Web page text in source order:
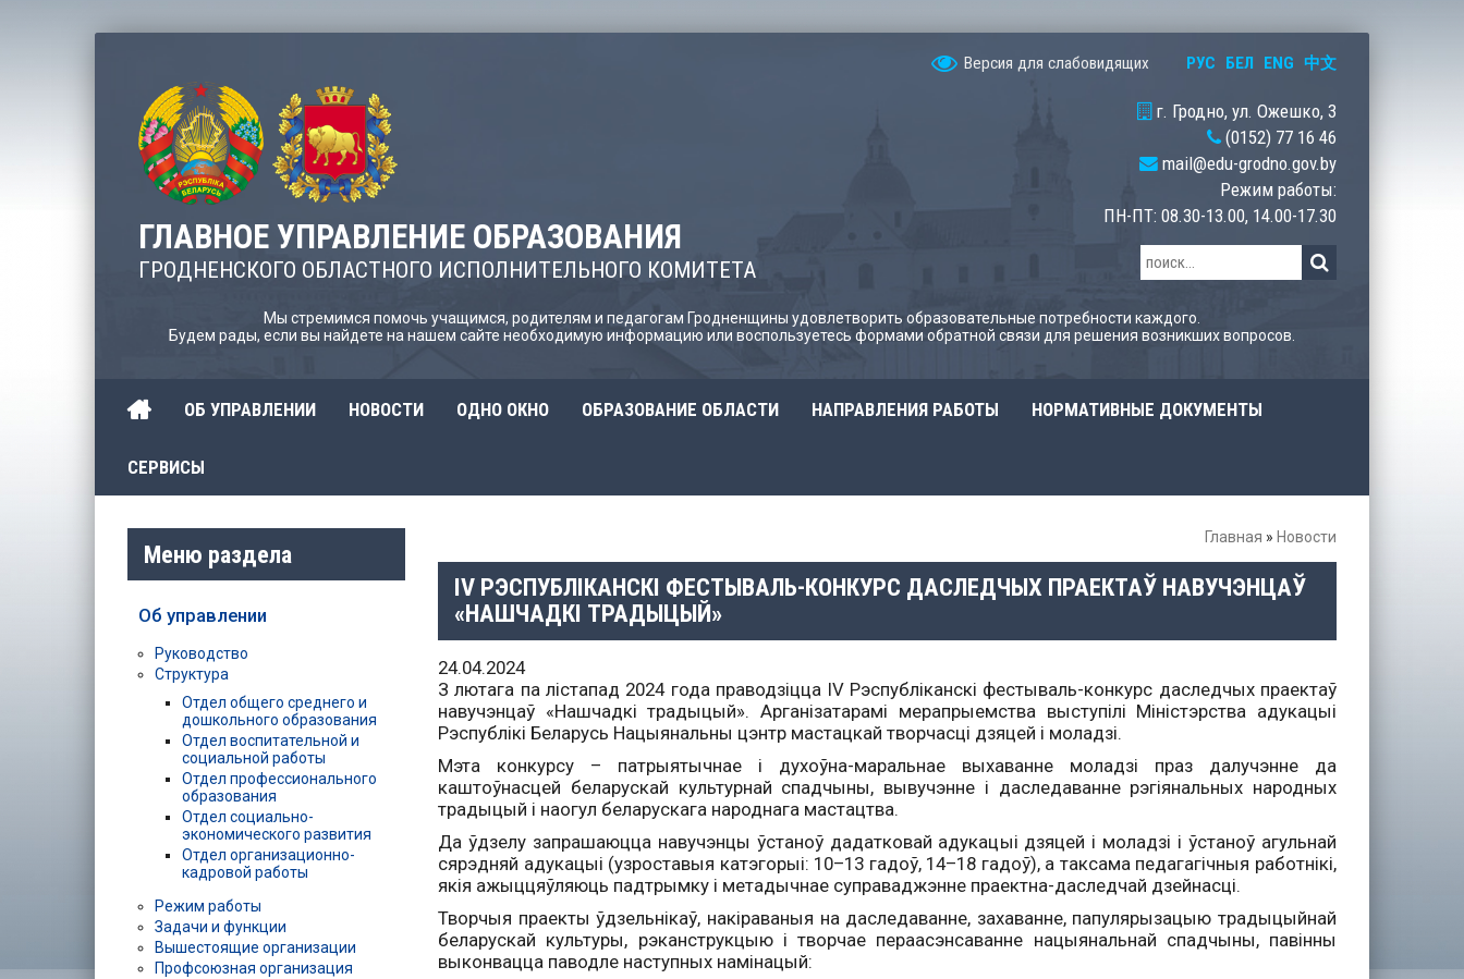
Версия для слабовидящих РУС БЕЛ ENG 中文
ГЛАВНОЕ УПРАВЛЕНИЕ ОБРАЗОВАНИЯ
ГРОДНЕНСКОГО ОБЛАСТНОГО ИСПОЛНИТЕЛЬНОГО КОМИТЕТА
г. Гродно, ул. Ожешко, 3
(0152) 77 16 46
mail@edu-grodno.gov.by
Режим работы:
ПН-ПТ: 08.30-13.00, 14.00-17.30
Мы стремимся помочь учащимся, родителям и педагогам Гродненщины удовлетворить образовательные потребности каждого.
Будем рады, если вы найдете на нашем сайте необходимую информацию или воспользуетесь формами обратной связи для решения возникших вопросов.
ОБ УПРАВЛЕНИИ НОВОСТИ ОДНО ОКНО ОБРАЗОВАНИЕ ОБЛАСТИ НАПРАВЛЕНИЯ РАБОТЫ НОРМАТИВНЫЕ ДОКУМЕНТЫ
СЕРВИСЫ
Главная » Новости
IV РЭСПУБЛІКАНСКІ ФЕСТЫВАЛЬ-КОНКУРС ДАСЛЕДЧЫХ ПРАЕКТАЎ НАВУЧЭНЦАЎ
«НАШЧАДКІ ТРАДЫЦЫЙ»
24.04.2024
З лютага па лістапад 2024 года праводзіцца IV Рэспубліканскі фестываль-конкурс даследчых праектаў
навучэнцаў «Нашчадкі традыцый». Арганізатарамі мерапрыемства выступілі Міністэрства адукацыі
Рэспублікі Беларусь Нацыянальны цэнтр мастацкай творчасці дзяцей і моладзі.
Мэта конкурсу – патрыятычнае і духоўна-маральнае выхаванне моладзі праз далучэнне да
каштоўнасцей беларускай культурнай спадчыны, вывучэнне і даследаванне рэгіянальных народных
традыцый і наогул беларускага народнага мастацтва.
Да ўдзелу запрашаюцца навучэнцы ўстаноў дадатковай адукацыі дзяцей і моладзі і ўстаноў агульнай
сярэдняй адукацыі (узроставыя катэгорыі: 10–13 гадоў, 14–18 гадоў), а таксама педагагічныя работнікі,
якія ажыццяўляюць падтрымку і метадычнае суправаджэнне праектна-даследчай дзейнасці.
Творчыя праекты ўдзельнікаў, накіраваныя на даследаванне, захаванне, папулярызацыю традыцыйнай
беларускай культуры, рэканструкцыю і творчае пераасэнсаванне нацыянальнай спадчыны, павінны
выконвацца паводле наступных намінацый:
Меню раздела
Об управлении
Руководство
Структура
Отдел общего среднего и
дошкольного образования
Отдел воспитательной и
социальной работы
Отдел профессионального
образования
Отдел социально-
экономического развития
Отдел организационно-
кадровой работы
Режим работы
Задачи и функции
Вышестоящие организации
Профсоюзная организация